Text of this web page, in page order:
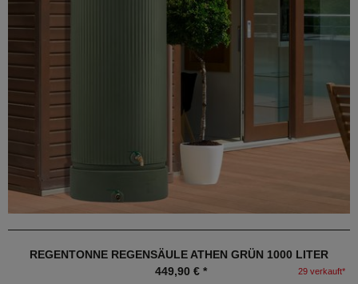
REGENTONNE REGENSÄULE ATHEN GRÜN 1000 LITER
449,90 € *
29 verkauft*